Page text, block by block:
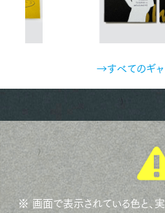
→すべてのギャ
※ 画面で表示されている色と、